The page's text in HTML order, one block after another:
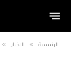
الرئيسية » الاخبار »